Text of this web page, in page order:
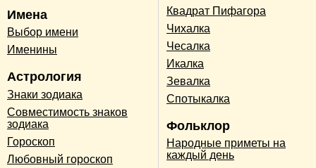
Имена
Выбор имени
Именины
Астрология
Знаки зодиака
Совместимость знаков
зодиака
Гороскоп
Любовный гороскоп
Квадрат Пифагора
Чихалка
Чесалка
Икалка
Зевалка
Спотыкалка
Фольклор
Народные приметы на
каждый день